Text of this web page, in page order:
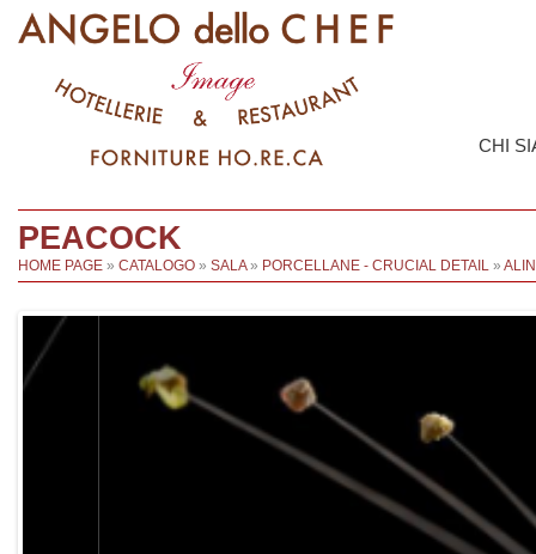
CHI
PEACOCK
HOME PAGE » CATALOGO » SALA» PORCELLANE - CRUCIAL DETAIL »